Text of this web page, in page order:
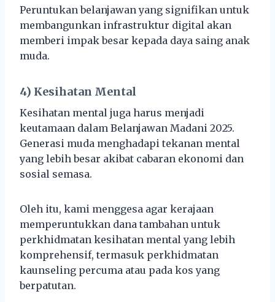
Peruntukan belanjawan yang signifikan untuk
membangunkan infrastruktur digital akan
memberi impak besar kepada daya saing anak
muda.
4) Kesihatan Mental
Kesihatan mental juga harus menjadi
keutamaan dalam Belanjawan Madani 2025.
Generasi muda menghadapi tekanan mental
yang lebih besar akibat cabaran ekonomi dan
sosial semasa.
Oleh itu, kami menggesa agar kerajaan
memperuntukkan dana tambahan untuk
perkhidmatan kesihatan mental yang lebih
komprehensif, termasuk perkhidmatan
kaunseling percuma atau pada kos yang
berpatutan.